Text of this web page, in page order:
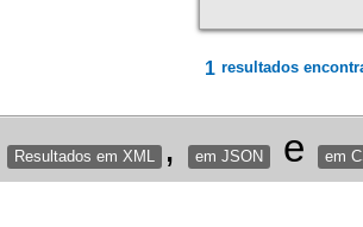
1 resultados
Resultados em XML , em JSON e em